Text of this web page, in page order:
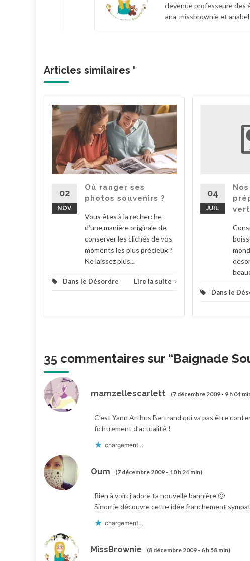
devenue professeure des
ana_missbrownie et
Articles similaires '
02
NOV
Où ranger ses
photos souvenirs ?
Vous êtes à la recherche
d’une manière originale de
conserver les clichés de vos
moments les plus précieux ?
Ne laissez plus...
Dans le Désordre Lire la suite
04
JUIL
vert
Dans le
35 commentaires sur “Baignade
mamzellescarlett (7 décembre 2009 - 9 h 04
C’est Yann Arthus Bertrand qui va pas être
fichtrement d’actualité !
chargement…
Oum (7 décembre 2009 - 10 h 24 min)
Rien à voir: j’adore ta nouvelle bannière 🙂
Sinon je découvre cette idée franchement
chargement…
MissBrownie (8 décembre 2009 - 6 h 58 min)